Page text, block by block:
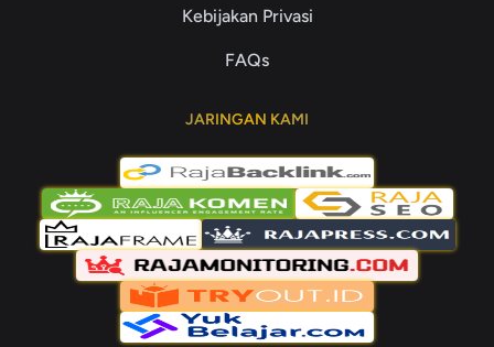
Kebijakan Privasi
FAQs
JARINGAN KAMI